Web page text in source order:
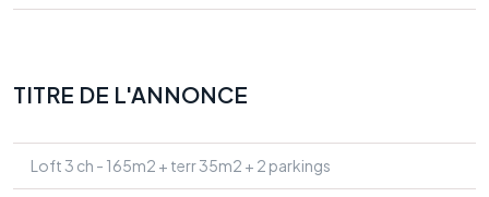
TITRE DE L'ANNONCE
Loft 3 ch - 165m2 + terr 35m2 + 2 parkings